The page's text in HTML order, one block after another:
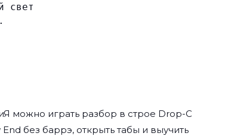
свет
можно играть разбор в строе Drop-C
без баррэ, открыть табы и выучить